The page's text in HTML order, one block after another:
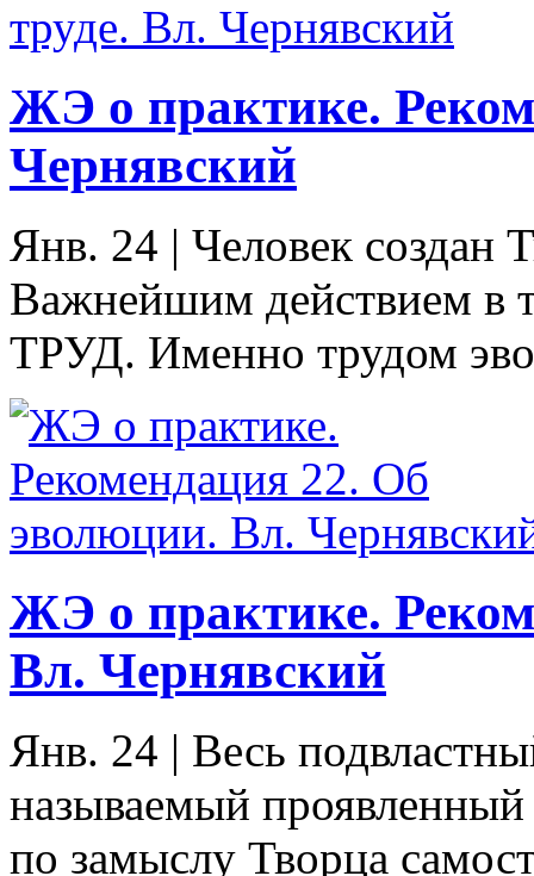
ЖЭ о практике.
Чернявский
Янв. 24 | Человек создан
Важнейшим действием в
ТРУД. Именно трудом
ЖЭ о практике.
Вл. Чернявский
Янв. 24 | Весь
называемый
по замыслу Творца